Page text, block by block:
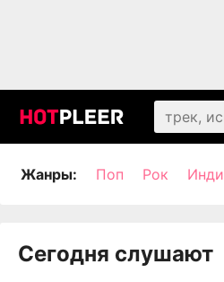
Жанры: Поп Рок Инди
Сегодня слушают